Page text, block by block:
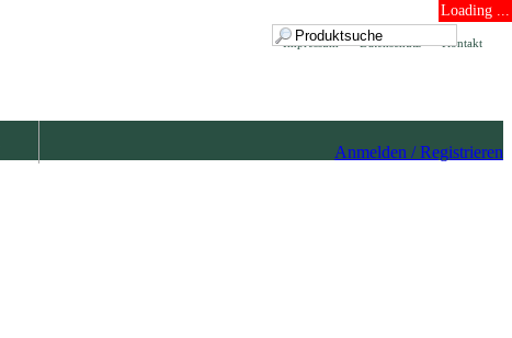
Loading ...
Kontakt
Datenschutz
Impressum
Anmelden / Registrieren